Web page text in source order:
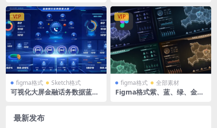
源文件
VIP
figma格式 Sketch格式
可视化大屏金融话务数据蓝色
VIP
figma格式 全部素材
Figma格式紫、蓝、绿、金四
最新发布